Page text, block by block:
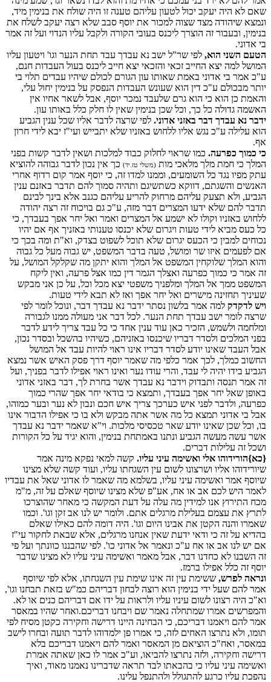
שאם לא היה יעקב יכול לטעון עליהם טענה זו היה שולח את בנימין מיד,
ונמצא שיהודה מצד שצוה למכור את יוסף סבב שלא רצה יעקב לשלח את
בנימין, ובעבור זה הוצרך ליכנס בעובי הקורה ולקבל עליו הנדוי ועל זה אמר
בי אדוני.
הטעם השני הוא, לפי שר"ל ישב נא עבדך עבד תחת הנער וגו' ויטעון עליו
המושל למה יצא החייב זכאי והזכאי יצא חייב ליכנס בעול העבדות חנם,
ע"כ אמר בי אדוני באמת שאותו עון הגורם לכולם שיהיו עבדים תלוי בי
יותר מבכולם ע"כ דין הוא שעונש העבדות הנפסק על בנימין יחול עלי,
והאמת כן הוא כי הוא גרם שלעבד נמכר יוסף, אבל לשאר אחיו אין
האשמה גדולה כל כך, וכל שכן בנימין שאין לו חלק כלל באותו עון.
ידבר נא עבדך דבר באזני אדוני. לפי שרצה לדבר אליו שכל ענין הגביע
הוא עלילה ע"כ נגש אליו ללחוש באזניו שלא יתבייש ועי"ז יבא לידי חרון
אף.
כי כמוך כפרעה. כמו שראוי לחלוק כבוד למלכות ושאין לדבר קשות בפני
המלך כי חמת מלך מלאכי מות (משלי טז.יד) כך אין נכון לדבר גבוהה להוציא
עתק מפיו נגד כל השומעים, וממנו למדו זה, כי יוסף אמר קום רדוף אחרי
האנשים והשגתם, דווקא כשתשיגם ותהיה סמוך להם תדבר באזנם ענין
הגביע, ולא תצעק עליהם מרחוק להריע עליהם כגנב אלא בינך לבינם
תדבר להם שלא ידעו המצרים דבר מזה, ע"כ גם בויכוח זה רצה יהודה
ללחוש באזניו וקולו לא ישמע אל המצרים ואמר ואל יחר אפך בעבדך, כי
כל כעס מביא לידי טעות ויגרום שלא יכנסו טענותי באזניך אף אם יהיו
נכוחים למבין כי הכעס יגרום שלא תוכל לשפוט בצדק, וא"ת ומה בכך כי
אם לפעמים איזו שר ומושל, טעה בדבר המשפט, יש גבוה מעל כל גבוה
והוא המלך שלוקחין המשפט אל המלך והוא יתקן מה שקלקל המושל, על
זה אמר כי כמוך כפרעה ואצלך הגמר דין כמו אצל פרעה, ואין ליקח
המשפט ממך אל המלך ומלפניך משפטי יצא מכל וכל, על כן אני מבקש
שעיניך תחזינה מישרים ואל יחר אפך ואז לא תבא לידי טעות.
ויש לדקדק למה אמר בלשון נסתר ידבר נא עבדך דבר, ונוכל לומר לפי
שרצה לומר ישב עבדך תחת הנער. לכל דבר אני מעולה ממנו לגבורה
ומלחמה ולשמש, הזכיר כאן עוד ענין אחד כי כל עבד צריך לידע לדבר
בפני המלכים ולסדר דבריו שיכנסו באזניהם, כשיהיו בהשכל ובסדר נכון,
אבל העבד שאינו יודע לסדר דבריו אינו ראוי להיות עבד אל המושל
החשוב כמלך, לכך אמר כלפי מה שאמר יוסף דרך פסק האיש אשר נמצא
הגביע בידו יהיה לי עבד, והרי עודו נער ואינו ראוי אפילו לדבר בפניך, ועל
זה אמר תנסה ותבדוק וידבר נא עבדך אשר בחרת לך, דבר באזני אדוני
באופן שאל יחר אפך בעבדך, ותמצא כי בודאי יחר אפך שהרי כמוך
כפרעה, ולדבר לפני איש כערכך צריך איש חכם ונבון לא נער ובער כמוהו,
אבל בי אדוני תמצא כל מה אשר אתה מבקש ולא בו כי אפילו הדבור אינו
בו, וכל שכן שאינו יודע שאר טכסיסי מלכות. וי"א שאמר ידבר נא עבדך
אשר עשה מעשה הגביע ונתנו באמתחת בנימין, והוא יגיד על כל הקורות
ושכל זה עלילות דברים.
{כא}הורידוהו אלי ואשימה עיני עליו. קשה למאי נפקא מינה אמר
שיורידוהו אליו ושרצונו לשום עין השגחתו עליו, ועוד קשה שלא מצינו
שיוסף אמר ואשימה עיני עליו, בשלמא מה שאמר לו אדוני שאל את עבדיו
לאמר היש לכם אב או אח, אע"פ שלא מצינו שיוסף שאלם על זה, מ"מ
מכח התירוץ אנו למידין מה עלה על דעת המקשה כי מאחר שהוצרכו
לתרץ את עצמם בעלילת מרגלים אתם. ולומר יש לנו אב זקן וגו'. וכמו
שאמרו והנה הקטן את אבינו היום וגו'. היה דומה להם כאילו שאלם
בהדיא על זה כי ודאי ידעת שאין אנחנו מרגלים, אלא שבאת לחקור עי"ז
אם יש לנו אב או אח ע"כ ונאמר אל אדוני כו'. לפי שהבננו כוונתך ועל פי
זה השבנו לא כחדנו דבר, אבל מאמר ואשימה עיני עליו לא מצינו שדבר
יוסף זה כלל אפילו ברמז.
ונראה לפרש, ששימת עין זה אינו שימת עין השגחתו, אלא לפי שיוסף
אמר להם שעל ידי בנימין הוא רוצה לבחון דבריהם כמ"ש בזאת תבחנו וגו',
וא"כ היה רצונו לשום עיניו עליו ולראות על ידו אם דבריהם כנים או לא.
והמפרשים אמרו שמתחלה נאמר שם ויבחנו דבריכם.ואחר שהיו במאסר
אמר להם ויאמנו דבריכם, כי הבחינה היינו דרישה וחקירה כקטן מסיח לפי
תומו, ולא נתרצו האחים לזה, כי אמרו פן ילמדוהו לדבר תועה ובחרו לישב
במאסר, ואח"כ הוציאם מן המאסר ואמר להם ויאמנו דבריכם בלא
דרישה וחקירה, ולזה נתרצו להביאו, וע"כ אמר לו כאן שאתה אמרת
ואשימה עיני עליו כי בהבאתו לבד תראה שדברינו נאמנו מאוד, ואיך
נהפכת עליו כרגע להתגולל ולהתנפל עלינו.